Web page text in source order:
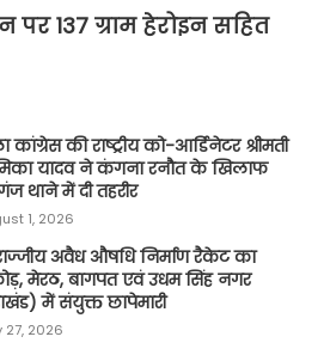
137 ग्राम हेरोइन सहित
कांग्रेस की राष्ट्रीय को-आर्डिनेटर श्रीमती
यादव ने कंगना रनौत के खिलाफ
थाने में दी तहरीर
1, 2026
अवैध औषधि निर्माण रैकेट का
मेरठ, बागपत एवं उधम सिंह नगर
में संयुक्त छापेमारी
27, 2026